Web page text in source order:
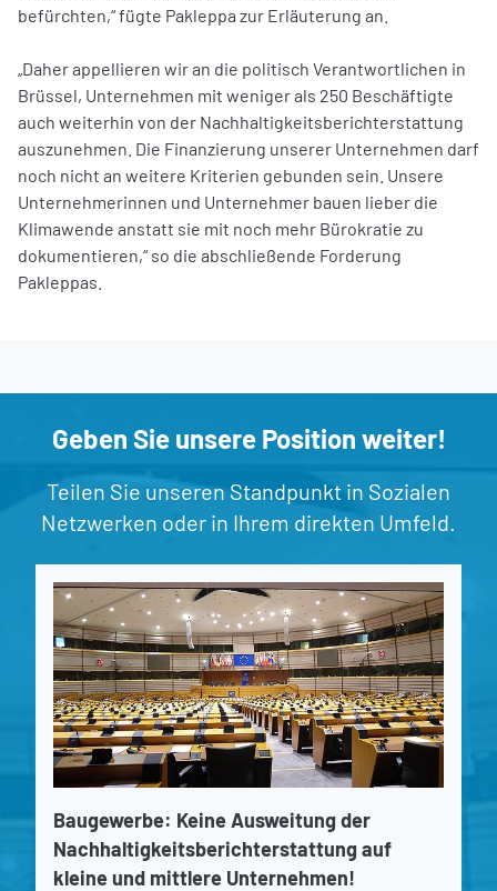
befürchten,“ fügte Pakleppa zur Erläuterung an.
„Daher appellieren wir an die politisch Verantwortlichen in
Brüssel, Unternehmen mit weniger als 250 Beschäftigte
auch weiterhin von der Nachhaltigkeitsberichterstattung
auszunehmen. Die Finanzierung unserer Unternehmen darf
noch nicht an weitere Kriterien gebunden sein. Unsere
Unternehmerinnen und Unternehmer bauen lieber die
Klimawende anstatt sie mit noch mehr Bürokratie zu
dokumentieren,“ so die abschließende Forderung
Pakleppas.
Geben Sie unsere Position weiter!
Teilen Sie unseren Standpunkt in Sozialen
Netzwerken oder in Ihrem direkten Umfeld.
Baugewerbe: Keine Ausweitung der
Nachhaltigkeitsberichterstattung auf
kleine und mittlere Unternehmen!